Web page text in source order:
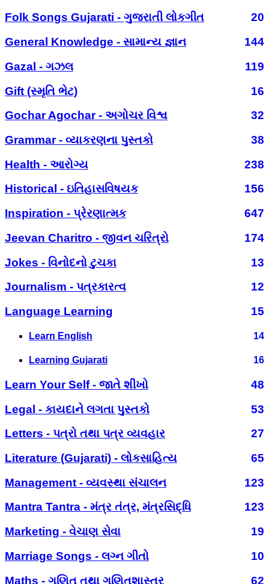
Folk Songs Gujarati - ગુજરાતી લોકગીત
20
General Knowledge - સામાન્ય જ્ઞાન
144
Gazal - ગઝલ
119
Gift (સ્મૃતિ ભેટ)
16
Gochar Agochar - અગોચર વિશ્વ
32
Grammar - વ્યાકરણના પુસ્તકો
38
Health - આરોગ્ય
238
Historical - ઇતિહાસવિષયક
156
Inspiration - પ્રેરણાત્મક
647
Jeevan Charitro - જીવન ચરિત્રો
174
Jokes - વિનોદનો ટુચકા
13
Journalism - પત્રકારત્વ
12
Language Learning
15
Learn English 14
Learning Gujarati 16
Learn Your Self - જાતે શીખો
48
Legal - કાયદાને લગતા પુસ્તકો
53
Letters - પત્રો તથા પત્ર વ્યવહાર
27
Literature (Gujarati) - લોકસાહિત્ય
65
Management - વ્યવસ્થા સંચાલન
123
Mantra Tantra - મંત્ર તંત્ર, મંત્રસિદ્ધિ
123
Marketing - વેચાણ સેવા
19
Marriage Songs - લગ્ન ગીતો
10
Maths - ગણિત તથા ગણિતશાસ્ત્ર
62